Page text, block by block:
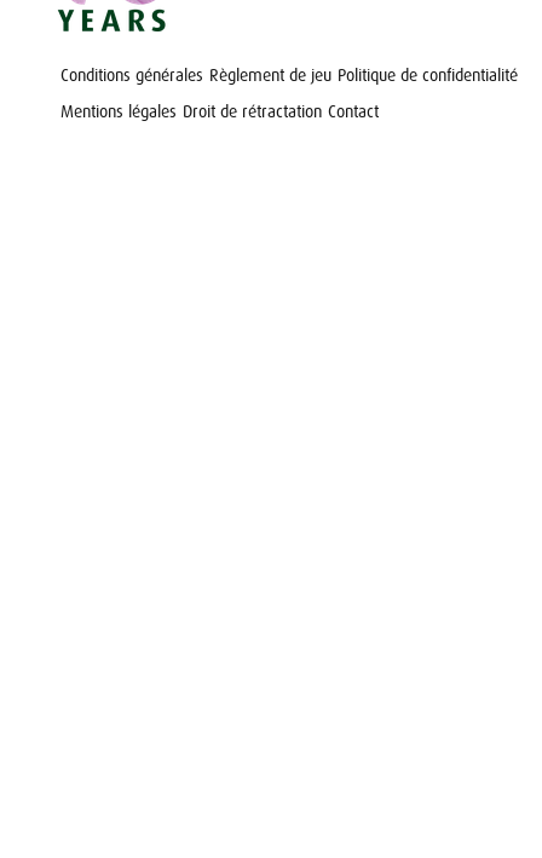
Conditions générales Règlement de jeu Politique de confidentialité
Mentions légales Droit de rétractation Contact